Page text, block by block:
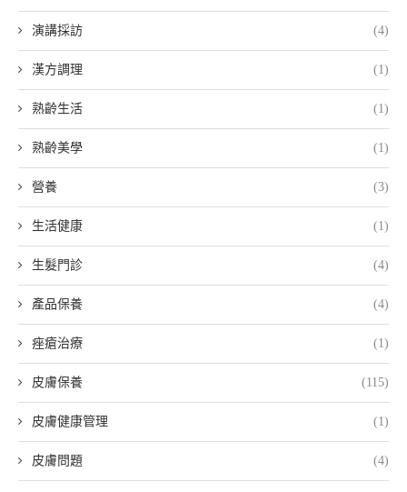
演講採訪 (4)
漢方調理 (1)
熟齡生活 (1)
熟齡美學 (1)
營養 (3)
生活健康 (1)
生髮門診 (4)
產品保養 (4)
痤瘡治療 (1)
皮膚保養 (115)
皮膚健康管理 (1)
皮膚問題 (4)